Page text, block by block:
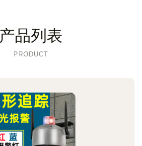
产品列表
PRODUCT